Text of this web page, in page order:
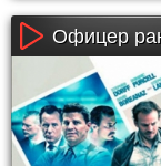
Офицер